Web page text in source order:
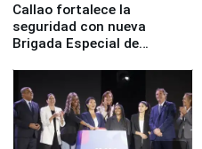
Callao fortalece la
seguridad con nueva
Brigada Especial de
equipamiento para
Serenazgo